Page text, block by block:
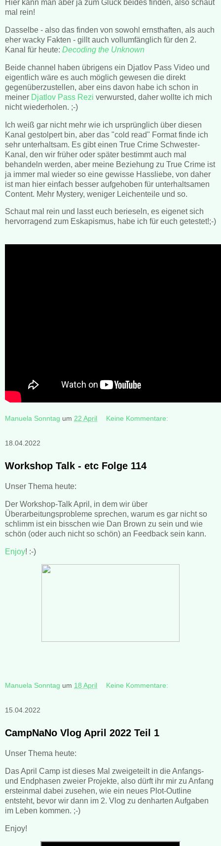
Hier kann man aber ja zum Glück beides finden, also schaut
mal rein!
Dasselbe - also das finden von sowohl ernsthaften, als auch
eher wacky Fakten - gillt auch vollumfänglich für den 2.
Kanal für heute: Decoding the Unknown
Beide channel haben übrigens ein Djatlov Pass Video und
eigentlich wäre es auch möglich gewesen die direkt
gegenüberzustellen, aber eins davon habe ich schon in
meiner Djatlov Pass Rezi verwursted, daher wollte ich mich
nicht wiederholen. ;-)
Ich weiß gar nicht mehr wie ich ursprünglich über diesen
Kanal gestolpert bin, aber das "cold read" Format finde ich
sehr unterhaltsam. Es gibt einen True Crime Schwester-
Kanal, den wir früher oder später bestimmt auch mal
behandeln werden, aber meine Beziehung zu True Crime ist
ja immer mal wieder so eine gewisse Hassliebe, von daher
ist man hier einfach besser aufgehoben für unterhaltsamen
Content. Mehr Mystery, weniger Leichenteile und so.
Schaut mal rein und lasst euch berieseln, es eigenet sich
hervorragend zum Eskapismus, habe ich für euch getestet!;-)
Manuela Sonntag um 22 April Keine Kommentare:
18.04.2022
Workshop Talk - etc Folge 114
Unser Thema heute:
Der Workshop-Talk April, in dem wir über
Überarbeitungsprobleme sprechen, warum es gar nicht so
schlimm ist ein bisschen wie Dan Brown zu sein und wie
schön (oder auch nicht so schön) an Feedback sein kann.
Enjoy! :-)
Manuela Sonntag um 18 April Keine Kommentare:
15.04.2022
CampNaNo Vlog April 2022 Teil 1
Unser Thema heute:
Das April Camp ist dieses Mal zweigeteilt in die Anfangs-
und Endphasen zweier Projekte, also dürft ihr mir zu Anfang
ersteinmal dabei zusehen, wie ein neues Plot-Outline
entsteht, bevor wir dann im 2. Vlog zu denharten Aufgaben
im Leben kommen. ;-)
Enjoy!